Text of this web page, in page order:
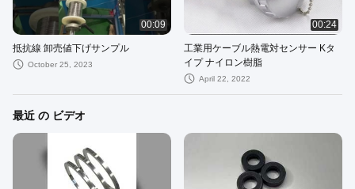
00:09
抵抗線 卸売値下げサンプル
October 25, 2023
00:24
工業用ケーブル熱電対センサー Kタ
イプ ナイロン樹脂
April 22, 2022
最近 の ビデオ